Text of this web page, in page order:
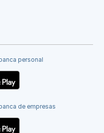
personal
de empresas